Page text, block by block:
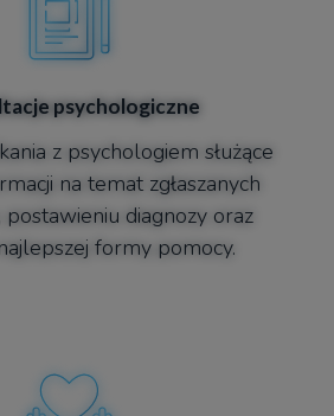
psychologiczne​
z psychologiem służące
na temat zgłaszanych
diagnozy oraz
formy pomocy.